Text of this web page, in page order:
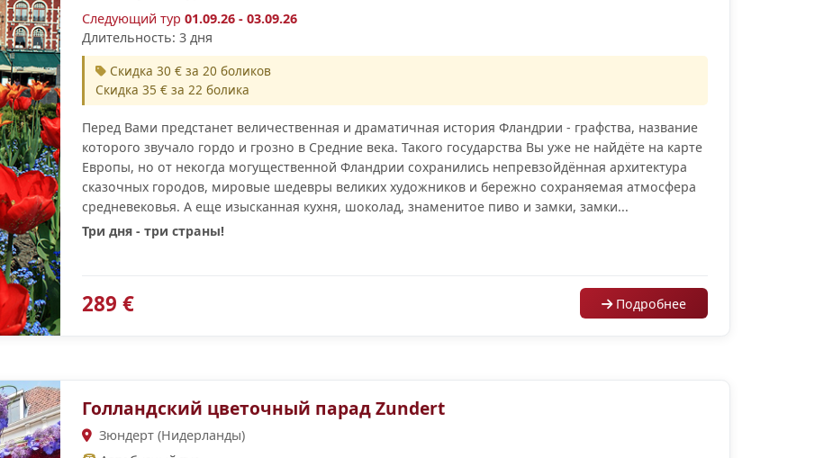
Следующий тур01.09.26 - 03.09.26
Длительность: 3 дня
Скидка 30 € за 20 боликов
Скидка 35 € за 22 болика
Перед Вами предстанет величественная и драматичная история Фландрии - графства, название
которого звучало гордо и грозно в Средние века. Такого государства Вы уже не найдёте на карте
Европы, но от некогда могущественной Фландрии сохранились непревзойдённая архитектура
сказочных городов, мировые шедевры великих художников и бережно сохраняемая атмосфера
средневековья. А еще изысканная кухня, шоколад, знаменитое пиво и замки, замки...
Три дня - три страны!
289 € Подробнее
Голландский цветочный парад Zundert
Зюндерт (Нидерланды)